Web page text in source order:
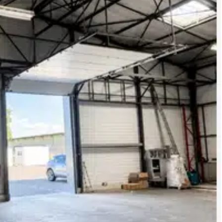
sur un secteur porteur, structuré et reconnu pour son
un positionnement cohérent entre accessibilité, visibilité et
Pour des raisons de confidentialité il ne correspond pas au
soit €.
Les informations sur les risques auxquels ce bien est exposé sont disponibles sur le site Géorisques : georisques. gouv. fr.
(RSAC N°790 543 383 - Greffe de TOULOUSE) Entrepreneur Individuel - Réf.947738